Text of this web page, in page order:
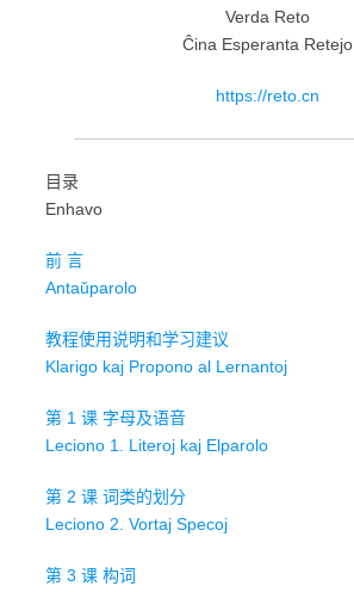
Verda Reto
Ĉina Esperanta Retejo
https://reto.cn
目录
Enhavo
前 言
Antaŭparolo
教程使用说明和学习建议
Klarigo kaj Propono al Lernantoj
第 1 课 字母及语音
Leciono 1. Literoj kaj Elparolo
第 2 课 词类的划分
Leciono 2. Vortaj Specoj
第 3 课 构词